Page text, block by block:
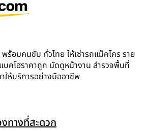
พร้อมคนขับ ทั่วไทย ให้เช่ารถแม็คโคร ราย
บคโฮราคาถูก นัดดูหน้างาน สำรวจพื้นที่
ให้บริการอย่างมืออาชีพ
ทางที่สะดวก